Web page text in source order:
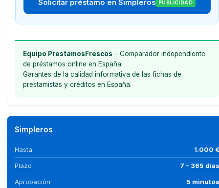
Solicitar préstamo en Simpleros PUBLICIDAD
Equipo PrestamosFrescos – Comparador independiente
de préstamos online en España.
Garantes de la calidad informativa de las fichas de
prestamistas y créditos en España.
Simpleros
Hasta 1.000 €
Plazo 7 – 365 días
Aprobación 5 minutos